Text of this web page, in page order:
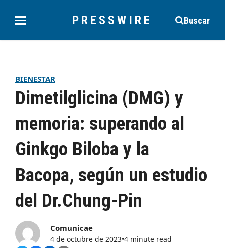
PRESSWIRE Buscar
BIENESTAR
Dimetilglicina (DMG) y
memoria: superando al
Ginkgo Biloba y la
Bacopa, según un estudio
del Dr.Chung-Pin
Comunicae
4 de octubre de 2023•4 minute read